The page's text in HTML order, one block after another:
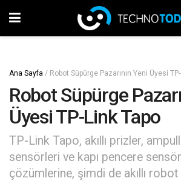
Ana Sayfa / Robot Süpürge Pazarının Yeni Üyesi
Robot Süpürge
Üyesi TP-Link Tapo
TP-Link Tapo, akıllı prizler,
sensörleri ve kapı pencere
çözümlerine, şimdi de akıllı